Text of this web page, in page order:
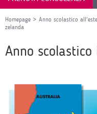
Homepage > Anno scolastico
zelanda
Anno